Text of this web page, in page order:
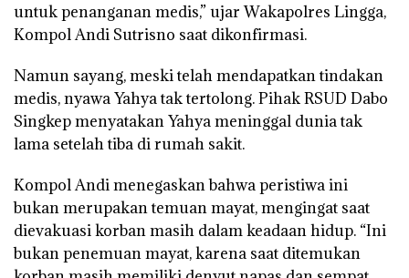
untuk penanganan medis,” ujar Wakapolres Lingga,
Kompol Andi Sutrisno saat dikonfirmasi.
Namun sayang, meski telah mendapatkan tindakan
medis, nyawa Yahya tak tertolong. Pihak RSUD Dabo
Singkep menyatakan Yahya meninggal dunia tak
lama setelah tiba di rumah sakit.
Kompol Andi menegaskan bahwa peristiwa ini
bukan merupakan temuan mayat, mengingat saat
dievakuasi korban masih dalam keadaan hidup. “Ini
bukan penemuan mayat, karena saat ditemukan